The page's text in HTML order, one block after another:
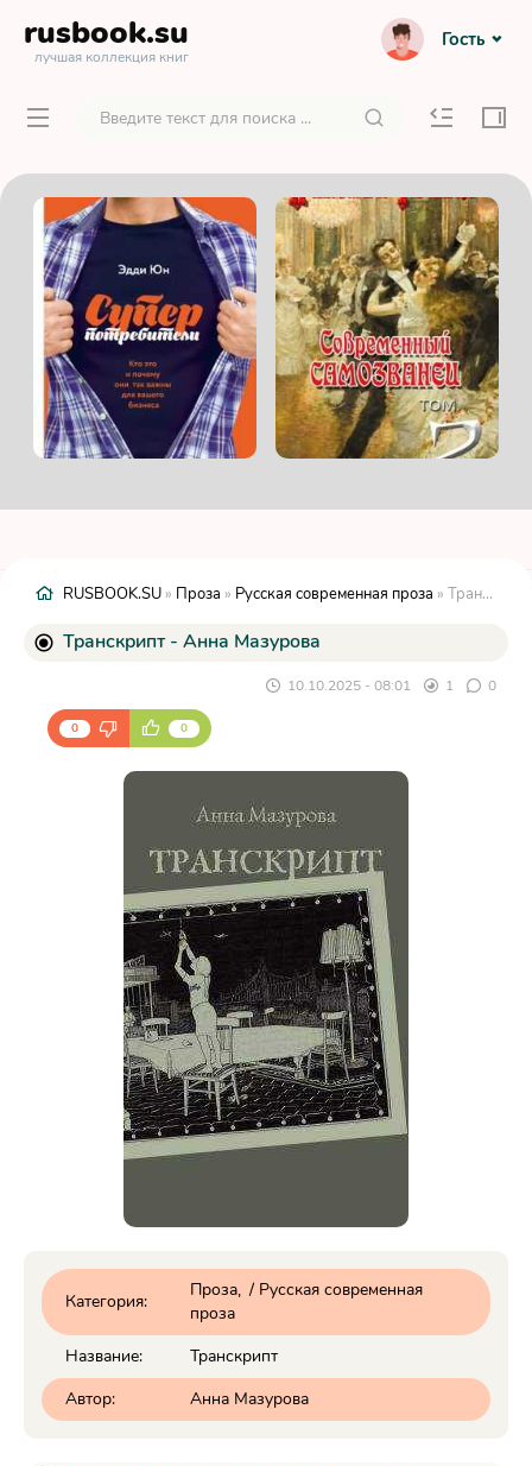
rusbook.su
лучшая коллекция книг
Гость
RUSBOOK.SU » Проза » Русская современная проза » Транскрипт - Анна Мазурова
Транскрипт - Анна Мазурова
10.10.2025 - 08:01 1 0
0 0
Категория:
Проза / Русская современная
проза
Название:
Транскрипт
Автор:
Анна Мазурова